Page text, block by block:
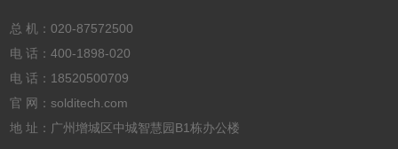
总 机：020-87572500
电 话：400-1898-020
电 话： 18520500709
官 网：solditech.com
地 址：广州增城区中城智慧园B1栋办公楼